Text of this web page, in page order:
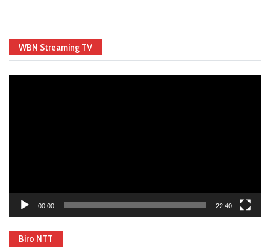
WBN Streaming TV
00:00 22:40
Biro NTT